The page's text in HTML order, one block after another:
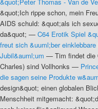
&quot;Ich rippe schon, mein
AIDS schuld: &quot;als ich
da&quot; — C64 Erotik Spiel
freut sich &uuml;ber
Jubil&auml;um — Tim findet die
Charles) sind Vollhonks —
die sagen seine Produkte
design&quot; einen globalen
Menschheit mitgemacht: